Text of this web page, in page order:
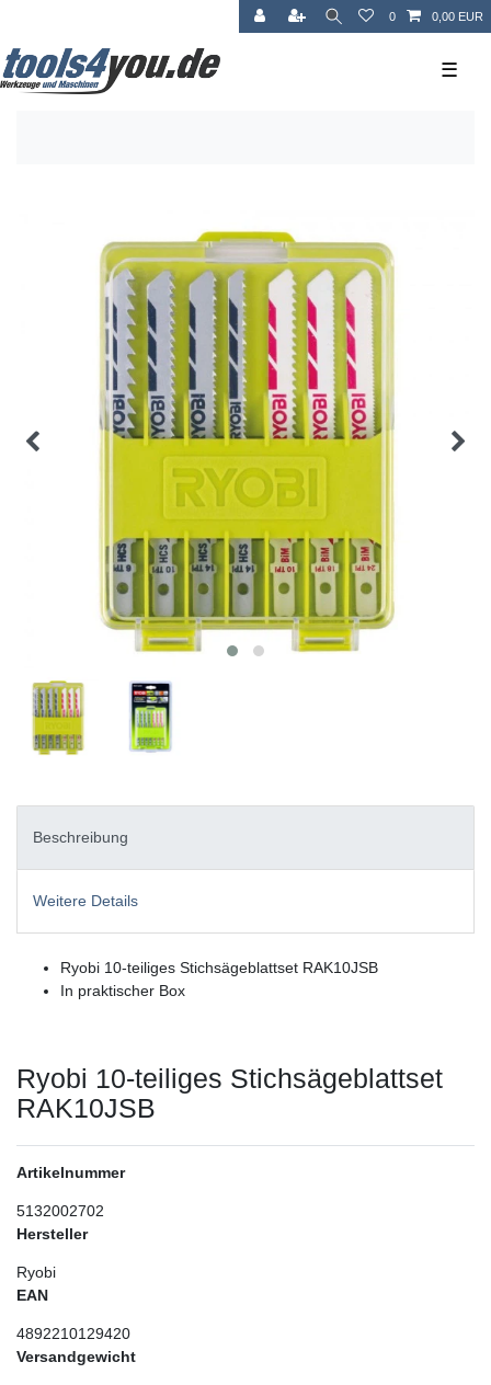
0 0,00 EUR
☰
Beschreibung
Weitere Details
Ryobi 10-teiliges Stichsägeblattset RAK10JSB
In praktischer Box
Ryobi 10-teiliges Stichsägeblattset
RAK10JSB
Artikelnummer
5132002702
Hersteller
Ryobi
EAN
4892210129420
Versandgewicht